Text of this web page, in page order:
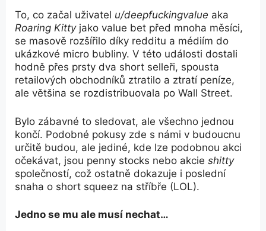
To, co začal uživatel u/deepfuckingvalue aka
Roaring Kittyjako value bet před mnoha měsíci,
se masově rozšířilo díky redditu a médiím do
ukázkové micro bubliny. V této události dostali
hodně přes prsty dva short selleři, spousta
retailových obchodníků ztratilo a ztratí peníze,
ale většina se rozdistribuovala po Wall Street.
Bylo zábavné to sledovat, ale všechno jednou
končí. Podobné pokusy zde s námi v budoucnu
určitě budou, ale jediné, kde lze podobnou akci
očekávat, jsou penny stocks nebo akcie shitty
společností, což ostatně dokazuje i poslední
snaha o short squeez na stříbře (LOL).
Jedno se mu ale musí nechat…